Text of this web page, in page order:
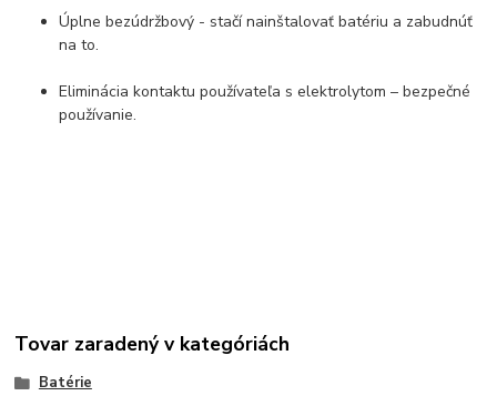
Úplne bezúdržbový - stačí nainštalovať batériu a zabudnúť
na to.
Eliminácia kontaktu používateľa s elektrolytom – bezpečné
používanie.
Tovar zaradený v kategóriách
Batérie